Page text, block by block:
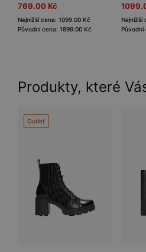
769.00 Kč
Nejnižší cena: 1099.00 Kč
Původní cena: 1899.00 Kč
Nejnižší
Původní
Produkty, které
Outlet